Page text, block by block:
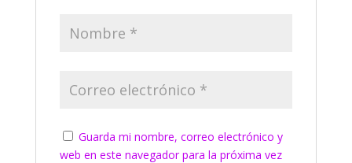
Guarda mi nombre, correo electrónico y
web en este navegador para la próxima vez